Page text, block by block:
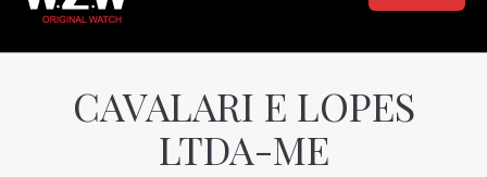
CAVALARI E LOPES
LTDA-ME